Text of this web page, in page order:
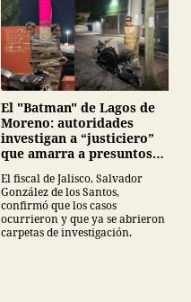
El "Batman" de Lagos de
Moreno: autoridades
investigan a “justiciero”
que amarra a presuntos
El fiscal de Jalisco, Salvador
González de los Santos,
confirmó que los casos
ocurrieron y que ya se abrieron
carpetas de investigación.